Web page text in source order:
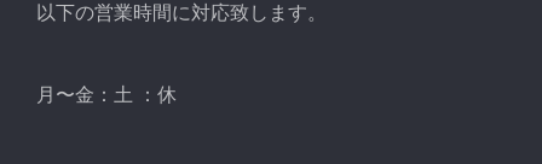
以下の営業時間に対応致します。
月〜金：土 ：休